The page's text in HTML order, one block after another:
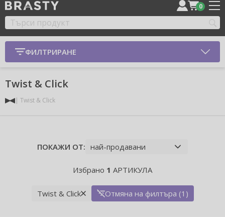
0
ФИЛТРИРАНЕ
Twist & Click
Twist & Click
ПОКАЖИ ОТ:
Избрано 1 АРТИКУЛА
Twist & Click Отмяна на филтъра (1)